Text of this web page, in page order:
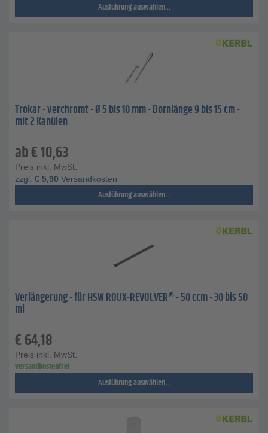
Ausführung auswählen...
Trokar - verchromt - Ø 5 bis 10 mm - Dornlänge 9 bis 15 cm -
mit 2 Kanülen
ab€10,63
Preis inkl. MwSt.
zzgl. € 5,90 Versandkosten
Ausführung auswählen...
Verlängerung - für HSW ROUX-REVOLVER® - 50 ccm - 30 bis 50
ml
€64,18
Preis inkl. MwSt.
versandkostenfrei
Ausführung auswählen...